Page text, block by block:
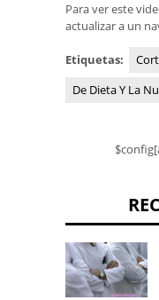
Para ver este
actualizar a un
Etiquetas:
De Dieta Y La